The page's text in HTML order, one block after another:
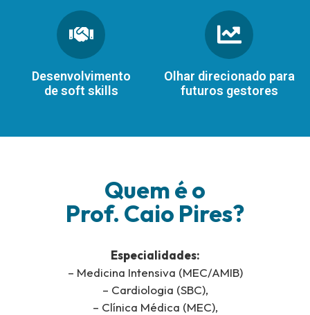
Desenvolvimento
de soft skills
Olhar direcionado para
futuros gestores
Quem é o
Prof. Caio Pires?
Especialidades:
– Medicina Intensiva (MEC/AMIB)
– Cardiologia (SBC),
– Clínica Médica (MEC),